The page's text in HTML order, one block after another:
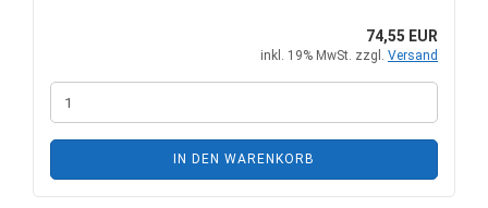
74,55 EUR
inkl. 19% MwSt. zzgl. Versand
IN DEN WARENKORB